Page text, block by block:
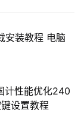
安装教程 电脑
计性能优化240
设置教程